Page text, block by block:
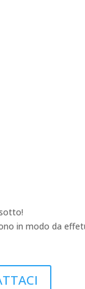
in modo da